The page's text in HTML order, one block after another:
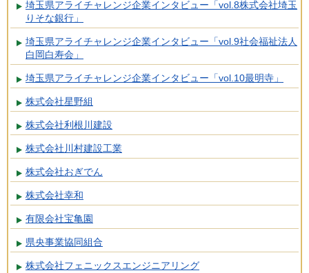
埼玉県アライチャレンジ企業インタビュー「vol.8株式会社埼玉
りそな銀行」
埼玉県アライチャレンジ企業インタビュー「vol.9社会福祉法人
白岡白寿会」
埼玉県アライチャレンジ企業インタビュー「vol.10最明寺」
株式会社星野組
株式会社利根川建設
株式会社川村建設工業
株式会社おぎでん
株式会社幸和
有限会社宝亀園
県央事業協同組合
株式会社フェニックスエンジニアリング